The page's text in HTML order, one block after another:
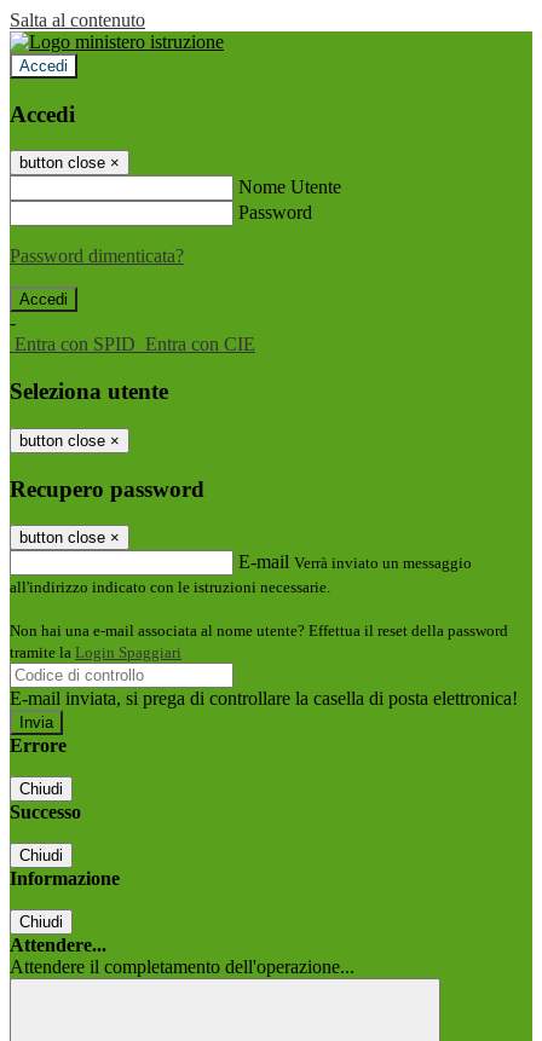
Salta al contenuto
Accedi
Accedi
button close ×
Nome Utente
Password
Password dimenticata?
-
Entra con SPID Entra con CIE
Seleziona utente
button close ×
Recupero password
button close ×
E-mail Verrà inviato un messaggio
all'indirizzo indicato con le istruzioni necessarie.
Non hai una e-mail associata al nome utente? Effettua il reset della password
tramite la Login Spaggiari
E-mail inviata, si prega di controllare la casella di posta elettronica!
Errore
Chiudi
Successo
Chiudi
Informazione
Chiudi
Attendere...
Attendere il completamento dell'operazione...